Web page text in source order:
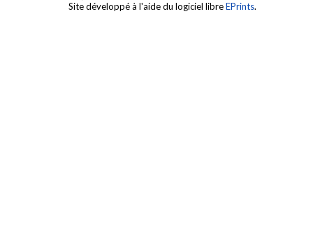
Site développé à l'aide du logiciel libreEPrints.